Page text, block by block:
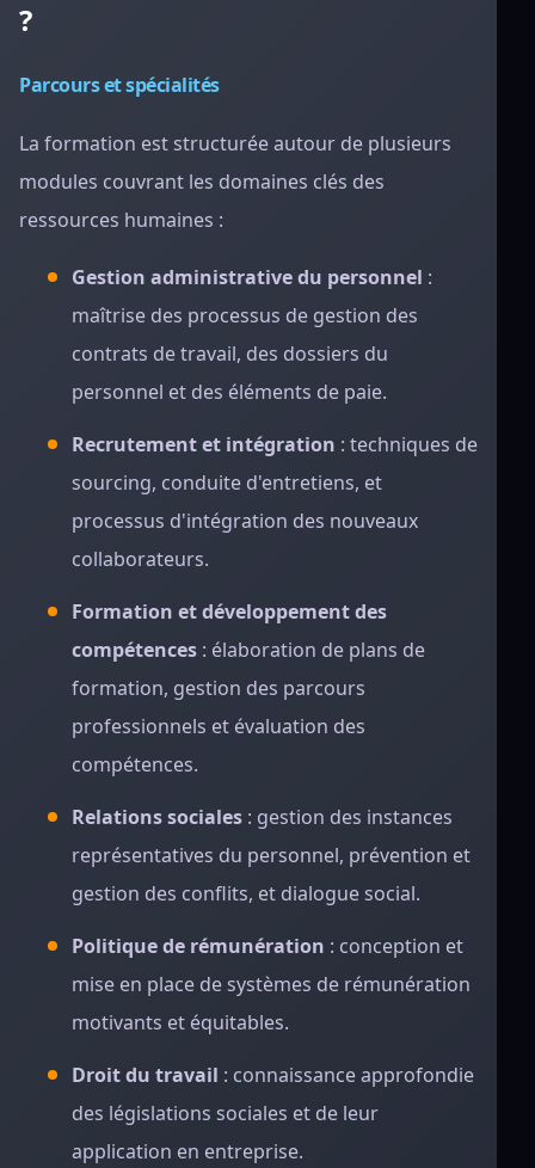
?
Parcours et spécialités
La formation est structurée autour de plusieurs
modules couvrant les domaines clés des
ressources humaines :
Gestion administrative du personnel :
maîtrise des processus de gestion des
contrats de travail, des dossiers du
personnel et des éléments de paie.
Recrutement et intégration : techniques de
sourcing, conduite d'entretiens, et
processus d'intégration des nouveaux
collaborateurs.
Formation et développement des
compétences : élaboration de plans de
formation, gestion des parcours
professionnels et évaluation des
compétences.
Relations sociales : gestion des instances
représentatives du personnel, prévention et
gestion des conflits, et dialogue social.
Politique de rémunération : conception et
mise en place de systèmes de rémunération
motivants et équitables.
Droit du travail : connaissance approfondie
des législations sociales et de leur
application en entreprise.